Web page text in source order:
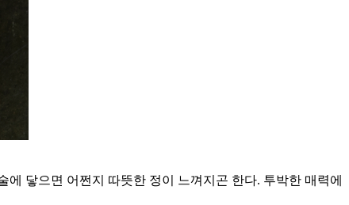
닿으면 어쩐지 따뜻한 정이 느껴지곤 한다. 투박한 매력에